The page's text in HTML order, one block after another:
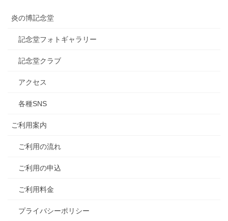
炎の博記念堂
記念堂フォトギャラリー
記念堂クラブ
アクセス
各種SNS
ご利用案内
ご利用の流れ
ご利用の申込
ご利用料金
プライバシーポリシー